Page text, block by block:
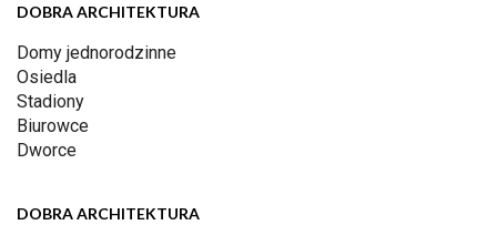
DOBRA ARCHITEKTURA
Domy jednorodzinne
Osiedla
Stadiony
Biurowce
Dworce
DOBRA ARCHITEKTURA